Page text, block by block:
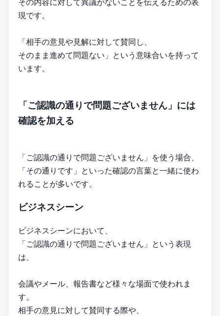
その内容に対して異議がないことを伝えるための表
現です。
「相手の意見や見解に対して賛同し、
そのまま進めて問題ない」という意味合いを持って
います。
「ご認識の通りで問題ございません」には
確認を加える
「ご認識の通りで問題ございません」を使う場合、
「その通りです」といった確認の言葉と一緒に使わ
れることが多いです。
ビジネスシーン
ビジネスシーンにおいて、
「ご認識の通りで問題ございません」という表現
は、
会議やメール、報告書など様々な場面で使われま
す。
相手の意見に対して賛同する際や、